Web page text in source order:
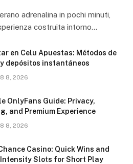
adrenalina in pochi minuti,
costruita intorno…
en Celu Apuestas: Métodos de
depósitos instantáneos
8, 2026
OnlyFans Guide: Privacy,
and Premium Experience
8, 2026
Casino: Quick Wins and
Slots for Short Play